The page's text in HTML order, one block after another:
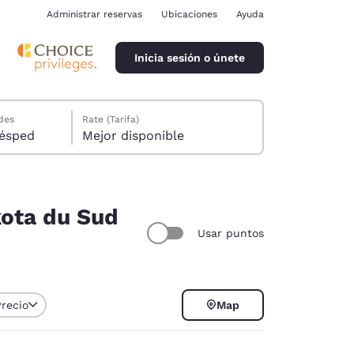
Administrar reservas Ubicaciones Ayuda
Inicia sesión o únete
1 huésped
Rate (Tarifa)
Mejor disponible
du Sud
Usar puntos
Map